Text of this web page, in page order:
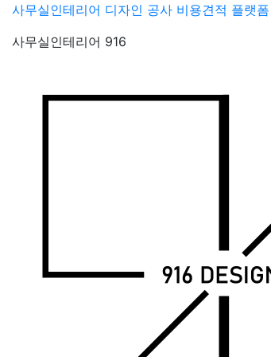
Skip
content
사무실인테리어 디자인 공사 비용견적 플랫폼
사무실인테리어 916